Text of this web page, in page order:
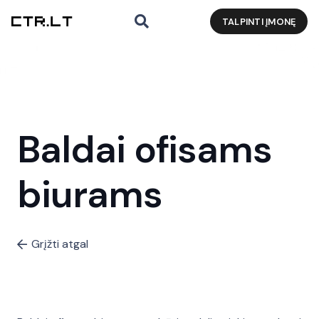
TALPINTI ĮMONĘ
Baldai ofisams
biurams
Grįžti atgal